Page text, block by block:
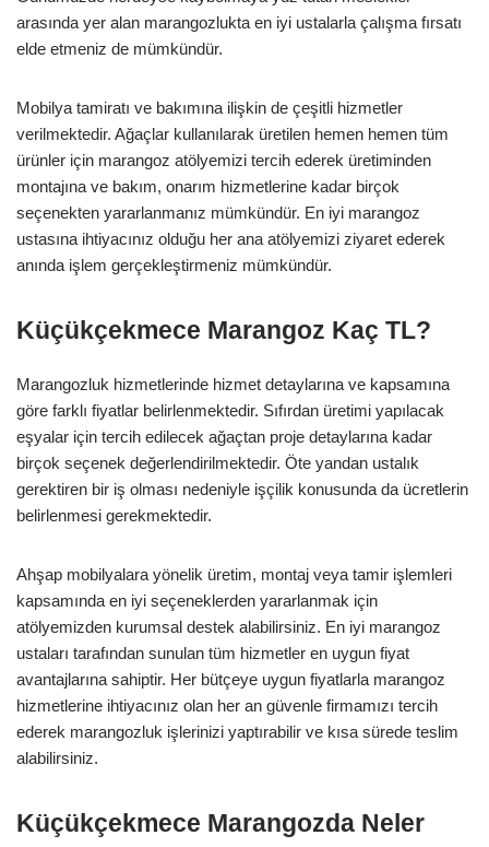
arasında yer alan marangozlukta en iyi ustalarla çalışma fırsatı
elde etmeniz de mümkündür.
Mobilya tamiratı ve bakımına ilişkin de çeşitli hizmetler
verilmektedir. Ağaçlar kullanılarak üretilen hemen hemen tüm
ürünler için marangoz atölyemizi tercih ederek üretiminden
montajına ve bakım, onarım hizmetlerine kadar birçok
seçenekten yararlanmanız mümkündür. En iyi marangoz
ustasına ihtiyacınız olduğu her ana atölyemizi ziyaret ederek
anında işlem gerçekleştirmeniz mümkündür.
Küçükçekmece Marangoz Kaç TL?
Marangozluk hizmetlerinde hizmet detaylarına ve kapsamına
göre farklı fiyatlar belirlenmektedir. Sıfırdan üretimi yapılacak
eşyalar için tercih edilecek ağaçtan proje detaylarına kadar
birçok seçenek değerlendirilmektedir. Öte yandan ustalık
gerektiren bir iş olması nedeniyle işçilik konusunda da ücretlerin
belirlenmesi gerekmektedir.
Ahşap mobilyalara yönelik üretim, montaj veya tamir işlemleri
kapsamında en iyi seçeneklerden yararlanmak için
atölyemizden kurumsal destek alabilirsiniz. En iyi marangoz
ustaları tarafından sunulan tüm hizmetler en uygun fiyat
avantajlarına sahiptir. Her bütçeye uygun fiyatlarla marangoz
hizmetlerine ihtiyacınız olan her an güvenle firmamızı tercih
ederek marangozluk işlerinizi yaptırabilir ve kısa sürede teslim
alabilirsiniz.
Küçükçekmece Marangozda Neler